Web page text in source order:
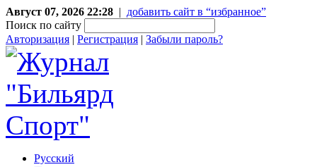
Август 07, 2026 22:28 | добавить сайт в “избранное”
Поиск по сайту
Авторизация | Регистрация | Забыли пароль?
Русский